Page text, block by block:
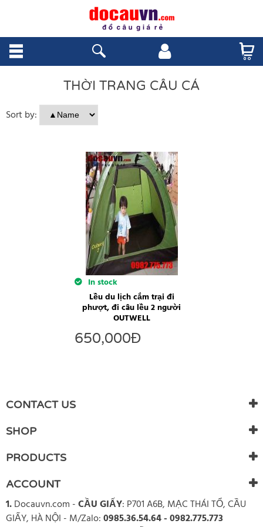
THỜI TRANG CÂU CÁ
Sort by:
In stock
Lều du lịch cắm trại đi
phượt, đi câu lều 2 người
OUTWELL
650,000Đ
CONTACT US
SHOP
PRODUCTS
ACCOUNT
1.Docauvn.com -CẦU GIẤY: P701 A6B, MẠC THÁI TỔ, CẦU
GIẤY, HÀ NỘI - M/Zalo:0985.36.54.64 - 0982.775.773